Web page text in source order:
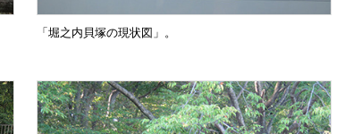
「堀之内貝塚の現状図」。